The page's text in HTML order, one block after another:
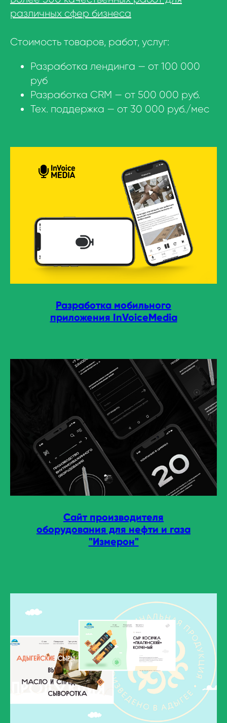
различных сфер бизнеса
Стоимость товаров, работ, услуг:
Разработка лендинга — от 100 000
руб
Разработка CRM — от 500 000 руб.
Тех. поддержка — от 30 000 руб./мес
Разработка мобильного
приложения InVoiceMedia
Сайт производителя
оборудования для нефти и газа
"Измерон"